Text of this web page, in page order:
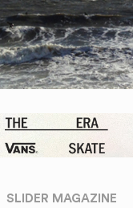
SLIDER MAGAZINE